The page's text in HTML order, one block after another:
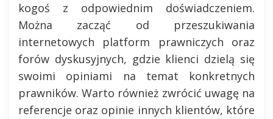
kogoś z odpowiednim doświadczeniem.
Można zacząć od przeszukiwania
internetowych platform prawniczych oraz
forów dyskusyjnych, gdzie klienci dzielą się
swoimi opiniami na temat konkretnych
prawników. Warto również zwrócić uwagę na
referencje oraz opinie innych klientów, które